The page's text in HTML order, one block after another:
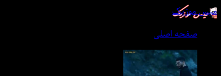
میس موزیک
صفحه اصلی